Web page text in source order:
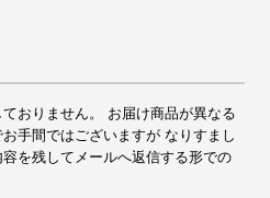
おりません。 お届け商品が異なる
手間ではございますが なりすまし
を残してメールへ返信する形での